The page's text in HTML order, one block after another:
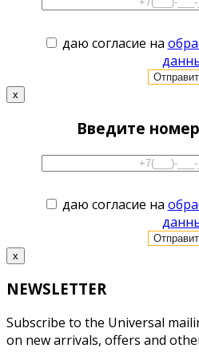
даю согласие на
x
Введите
даю согласие на
x
NEWSLETTER
Subscribe to the Universal
on new arrivals, offers and